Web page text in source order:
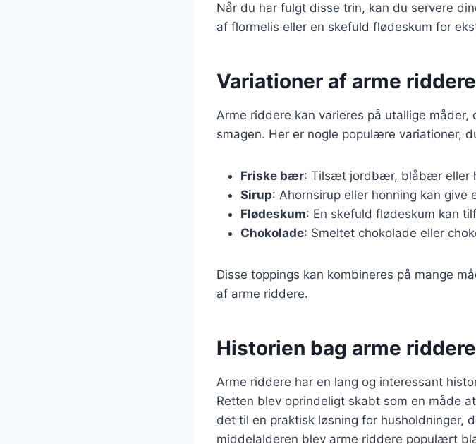
Når du har fulgt disse trin, kan du servere
af flormelis eller en skefuld flødeskum for
Variationer af arme
Arme riddere kan varieres på utallige
smagen. Her er nogle populære variationer,
Friske bær: Tilsæt jordbær, blåbær eller
Sirup: Ahornsirup eller honning kan
Flødeskum: En skefuld flødeskum kan
Chokolade: Smeltet chokolade eller
Disse toppings kan kombineres på mange
af arme riddere.
Historien bag arme
Arme riddere har en lang og interessant
Retten blev oprindeligt skabt som en måde
det til en praktisk løsning for husholdninger,
middelalderen blev arme riddere populært